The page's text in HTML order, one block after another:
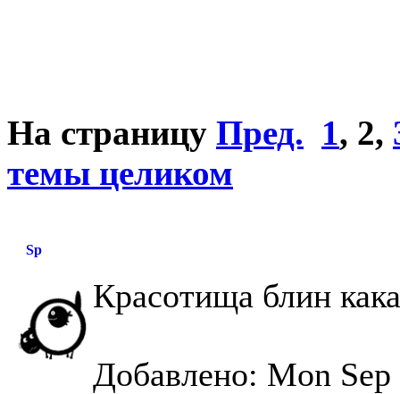
На страницу Пред. 1, 2,
темы целиком
Sp
Красотища блин
Добавлено: Mon